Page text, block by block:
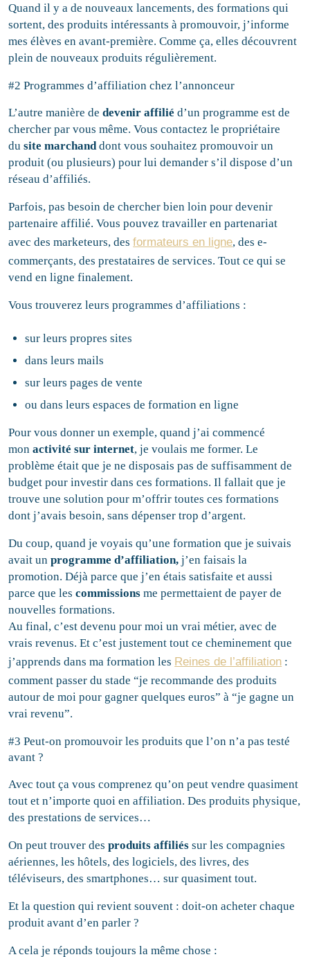
Quand il y a de nouveaux lancements, des formations qui
sortent, des produits intéressants à promouvoir, j’informe
mes élèves en avant-première. Comme ça, elles découvrent
plein de nouveaux produits régulièrement.
#2 Programmes d’affiliation chez l’annonceur
L’autre manière dedevenir affilié d’un programme est de
chercher par vous même. Vous contactez le propriétaire
dusite marchand dont vous souhaitez promouvoir un
produit (ou plusieurs) pour lui demander s’il dispose d’un
réseau d’affiliés.
Parfois, pas besoin de chercher bien loin pour devenir
partenaire affilié. Vous pouvez travailler en partenariat
avec des marketeurs, desformateurs en ligne, des e-
commerçants, des prestataires de services. Tout ce qui se
vend en ligne finalement.
Vous trouverez leurs programmes d’affiliations :
sur leurs propres sites
dans leurs mails
sur leurs pages de vente
ou dans leurs espaces de formation en ligne
Pour vous donner un exemple, quand j’ai commencé
monactivité sur internet, je voulais me former. Le
problème était que je ne disposais pas de suffisamment de
budget pour investir dans ces formations. Il fallait que je
trouve une solution pour m’offrir toutes ces formations
dont j’avais besoin, sans dépenser trop d’argent.
Du coup, quand je voyais qu’une formation que je suivais
avait unprogramme d’affiliation, j’en faisais la
promotion. Déjà parce que j’en étais satisfaite et aussi
parce que lescommissionsme permettaient de payer de
nouvelles formations.
Au final, c’est devenu pour moi un vrai métier, avec de
vrais revenus. Et c’est justement tout ce cheminement que
j’apprends dans ma formation les Reines de l’affiliation :
comment passer du stade “je recommande des produits
autour de moi pour gagner quelques euros” à “je gagne un
vrai revenu”.
#3 Peut-on promouvoir les produits que l’on n’a pas testé
avant ?
Avec tout ça vous comprenez qu’on peut vendre quasiment
tout et n’importe quoi en affiliation. Des produits physique,
des prestations de services…
On peut trouver desproduits affiliés sur les compagnies
aériennes, les hôtels, des logiciels, des livres, des
téléviseurs, des smartphones… sur quasiment tout.
Et la question qui revient souvent : doit-on acheter chaque
produit avant d’en parler ?
A cela je réponds toujours la même chose :